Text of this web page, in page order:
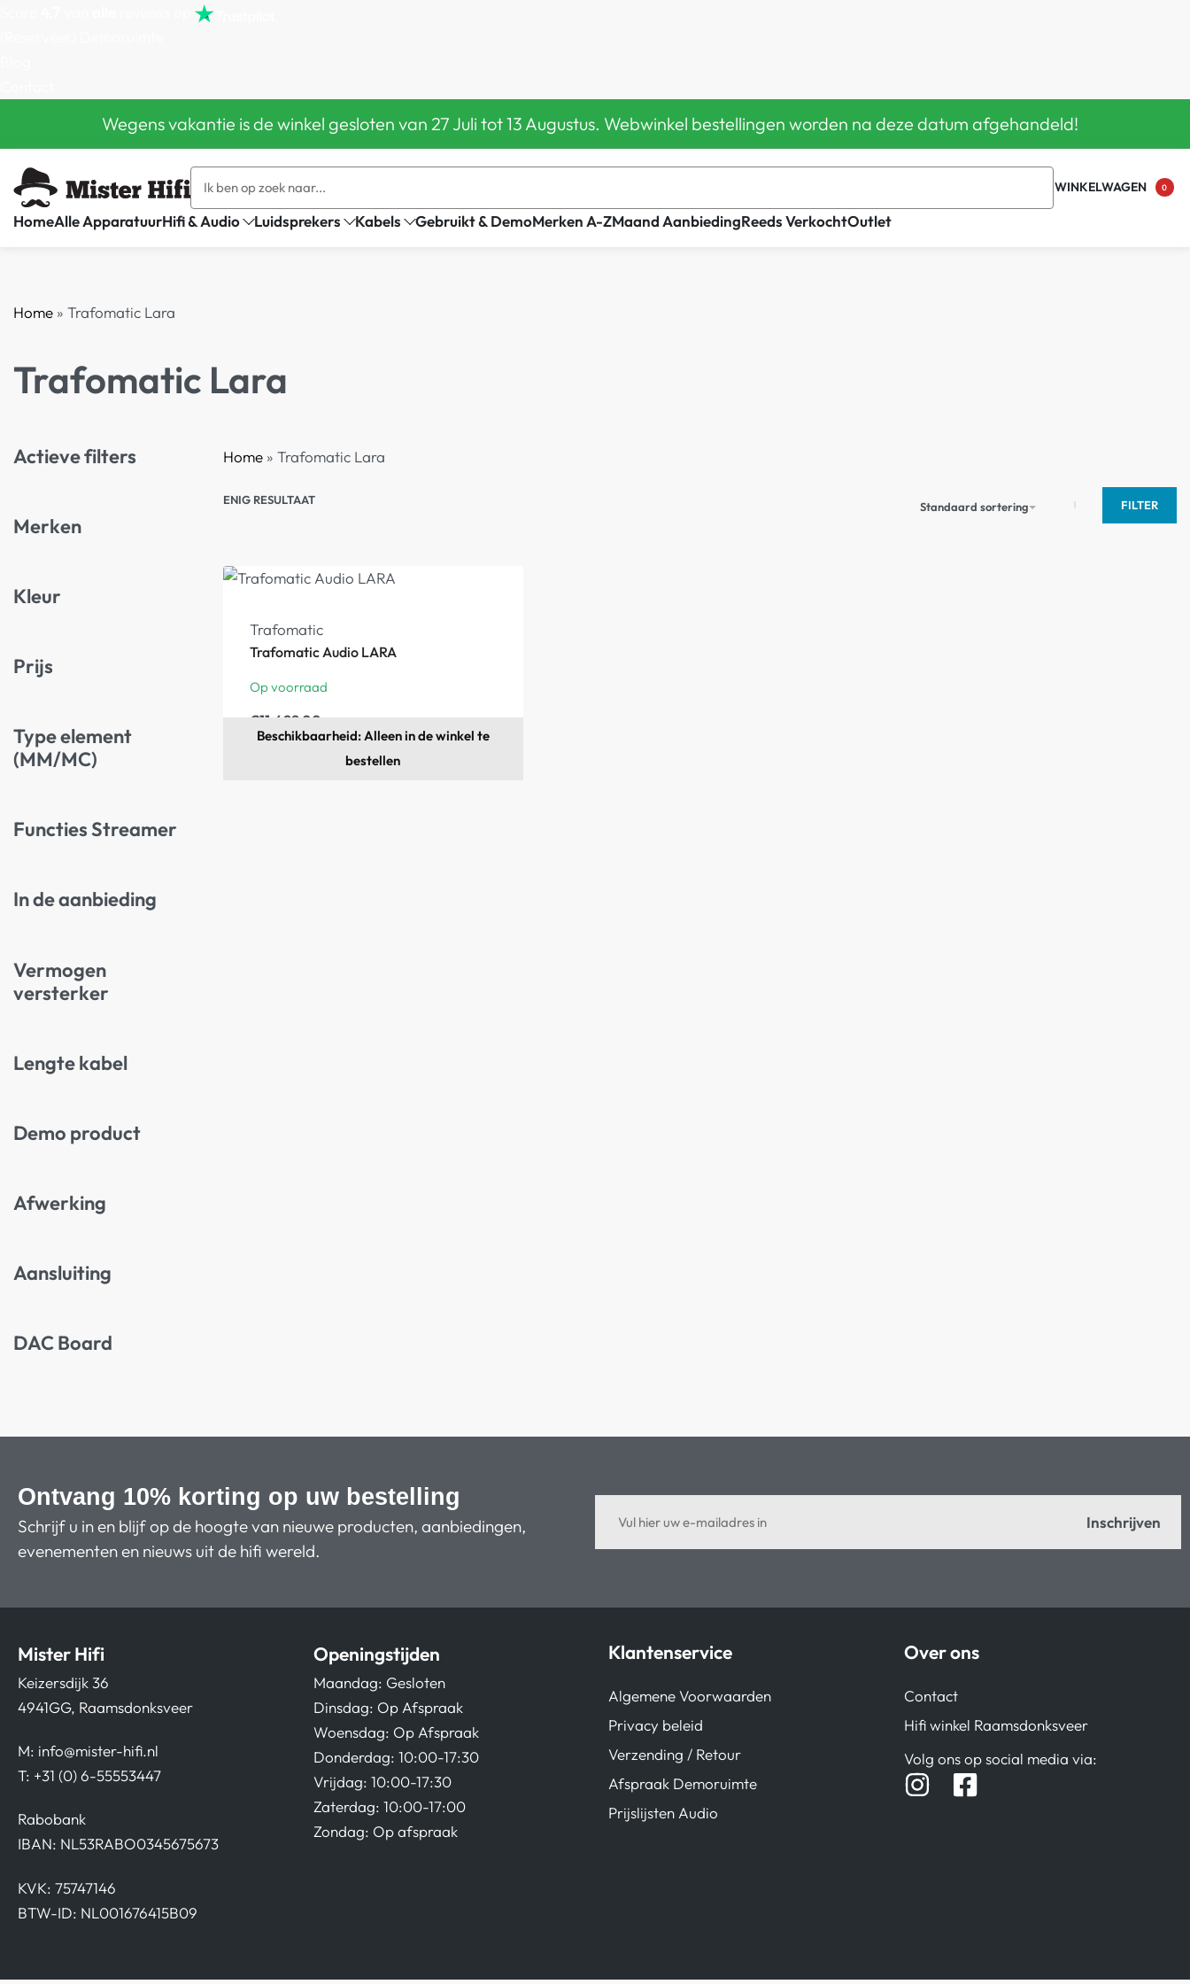
Wegens vakantie is de winkel gesloten van 27 Juli tot 13 Augustus. Webwinkel bestellingen worden na deze datum afgehandeld!
WINKELWAGEN 0
HomeAlle ApparatuurHifi & Audio Luidsprekers Kabels Gebruikt & DemoMerken A-ZMaand AanbiedingReeds VerkochtOutlet
Home » Trafomatic Lara
Trafomatic Lara
Actieve filters
Merken
Kleur
Prijs
Type element
(MM/MC)
Functies Streamer
In de aanbieding
Vermogen
versterker
Lengte kabel
Demo product
Afwerking
Aansluiting
DAC Board
Home» Trafomatic Lara
ENIG RESULTAAT
Standaard sortering FILTER
Trafomatic
Trafomatic Audio LARA
Op voorraad
€11.499,00
Beschikbaarheid: Alleen in de winkel te
bestellen
Ontvang 10% korting op uw bestelling
Schrijf u in en blijf op de hoogte van nieuwe producten, aanbiedingen,
evenementen en nieuws uit de hifi wereld.
Inschrijven
Mister Hifi
Keizersdijk 36
4941GG, Raamsdonksveer
M: info@mister-hifi.nl
T: +31 (0) 6-55553447
Rabobank
IBAN: NL53RABO0345675673
KVK: 75747146
BTW-ID: NL001676415B09
Openingstijden
Maandag: Gesloten
Dinsdag: Op Afspraak
Woensdag: Op Afspraak
Donderdag: 10:00-17:30
Vrijdag: 10:00-17:30
Zaterdag: 10:00-17:00
Zondag: Op afspraak
Klantenservice
Algemene Voorwaarden
Privacy beleid
Verzending / Retour
Afspraak Demoruimte
Prijslijsten Audio
Over ons
Contact
Hifi winkel Raamsdonksveer
Volg ons op social media via: